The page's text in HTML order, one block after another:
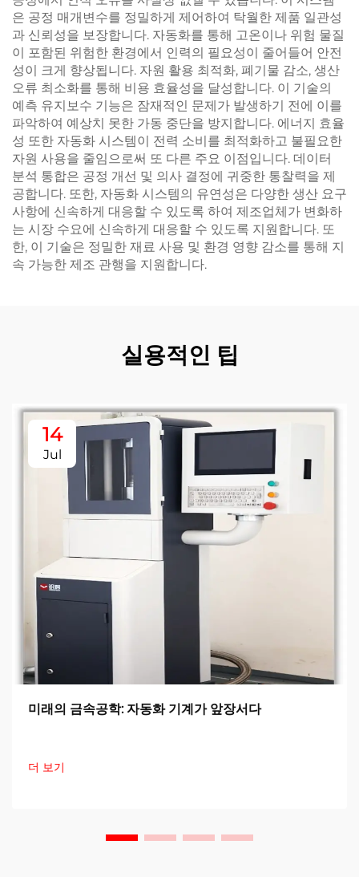
은 공정 매개변수를 정밀하게 제어하여 탁월한 제품 일관성
과 신뢰성을 보장합니다. 자동화를 통해 고온이나 위험 물질
이 포함된 위험한 환경에서 인력의 필요성이 줄어들어 안전
성이 크게 향상됩니다. 자원 활용 최적화, 폐기물 감소, 생산
오류 최소화를 통해 비용 효율성을 달성합니다. 이 기술의
예측 유지보수 기능은 잠재적인 문제가 발생하기 전에 이를
파악하여 예상치 못한 가동 중단을 방지합니다. 에너지 효율
성 또한 자동화 시스템이 전력 소비를 최적화하고 불필요한
자원 사용을 줄임으로써 또 다른 주요 이점입니다. 데이터
분석 통합은 공정 개선 및 의사 결정에 귀중한 통찰력을 제
공합니다. 또한, 자동화 시스템의 유연성은 다양한 생산 요구
사항에 신속하게 대응할 수 있도록 하여 제조업체가 변화하
는 시장 수요에 신속하게 대응할 수 있도록 지원합니다. 또
한, 이 기술은 정밀한 재료 사용 및 환경 영향 감소를 통해 지
속 가능한 제조 관행을 지원합니다.
실용적인 팁
14
Jul
미래의 금속공학: 자동화 기계가 앞장서다
더 보기